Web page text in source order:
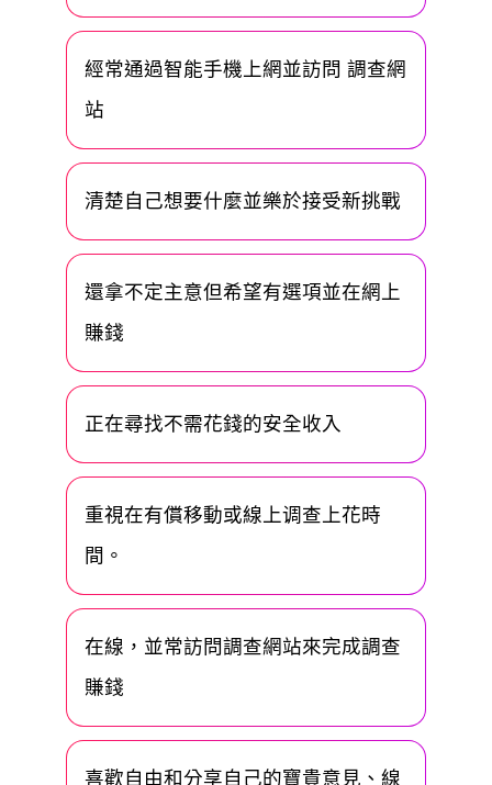
經常通過智能手機上網並訪問 調查網
站
清楚自己想要什麼並樂於接受新挑戰
還拿不定主意但希望有選項並在網上
賺錢
正在尋找不需花錢的安全收入
重視在有償移動或線上调查上花時
間。
在線，並常訪問調查網站來完成調查
賺錢